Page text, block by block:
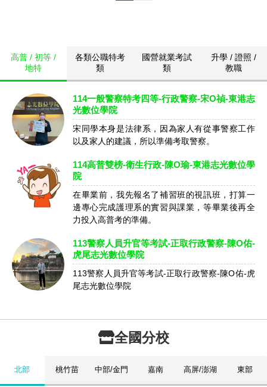
高普 / 初等 /
地特
各類公職特考
類
國營就業考試
類
升學 / 證照 /
教職
114一般警察特考四等-行政警察-宋O禎-東港志
光數位學院
宋同學本身是法律系，因為家人有從事警察工作
以及家人的建議，所以準備考取警察。
114高普雙榜-衛生行政-陳O瑜-東港志光數位學
院
在畢業前，我先報名了補習班的視訊班，打算一
邊專心完成護理系的實習與課業，等畢業後再全
力投入高普考的準備。
113警察人員升官等考試-正取行政警察-陳O佑-
虎尾志光數位學院
113警察人員升官等考試-正取行政警察-陳O佑-虎
尾志光數位學院
全國分校
北部 桃竹苗 中部/金門 嘉南 高屏/澎湖 東部